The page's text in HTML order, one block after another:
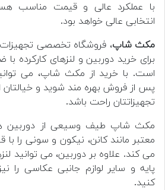
با عملکرد عالی و قیمت مناسب
انتخابی عالی خواهد بود.
مکث شاپ، فروشگاه تخصصی
برای خرید دوربین و لنزهای کارکرده
است. با خرید از مکث شاپ، می
پس از فروش بهره مند شوید و خیالتان
تجهیزاتتان راحت باشد.
مکث شاپ طیف وسیعی از دوربین
معتبر مانند کانن، نیکون و سونی را
می کند. علاوه بر دوربین، می توانید
پایه و سایر لوازم جانبی عکاسی را
کنید.